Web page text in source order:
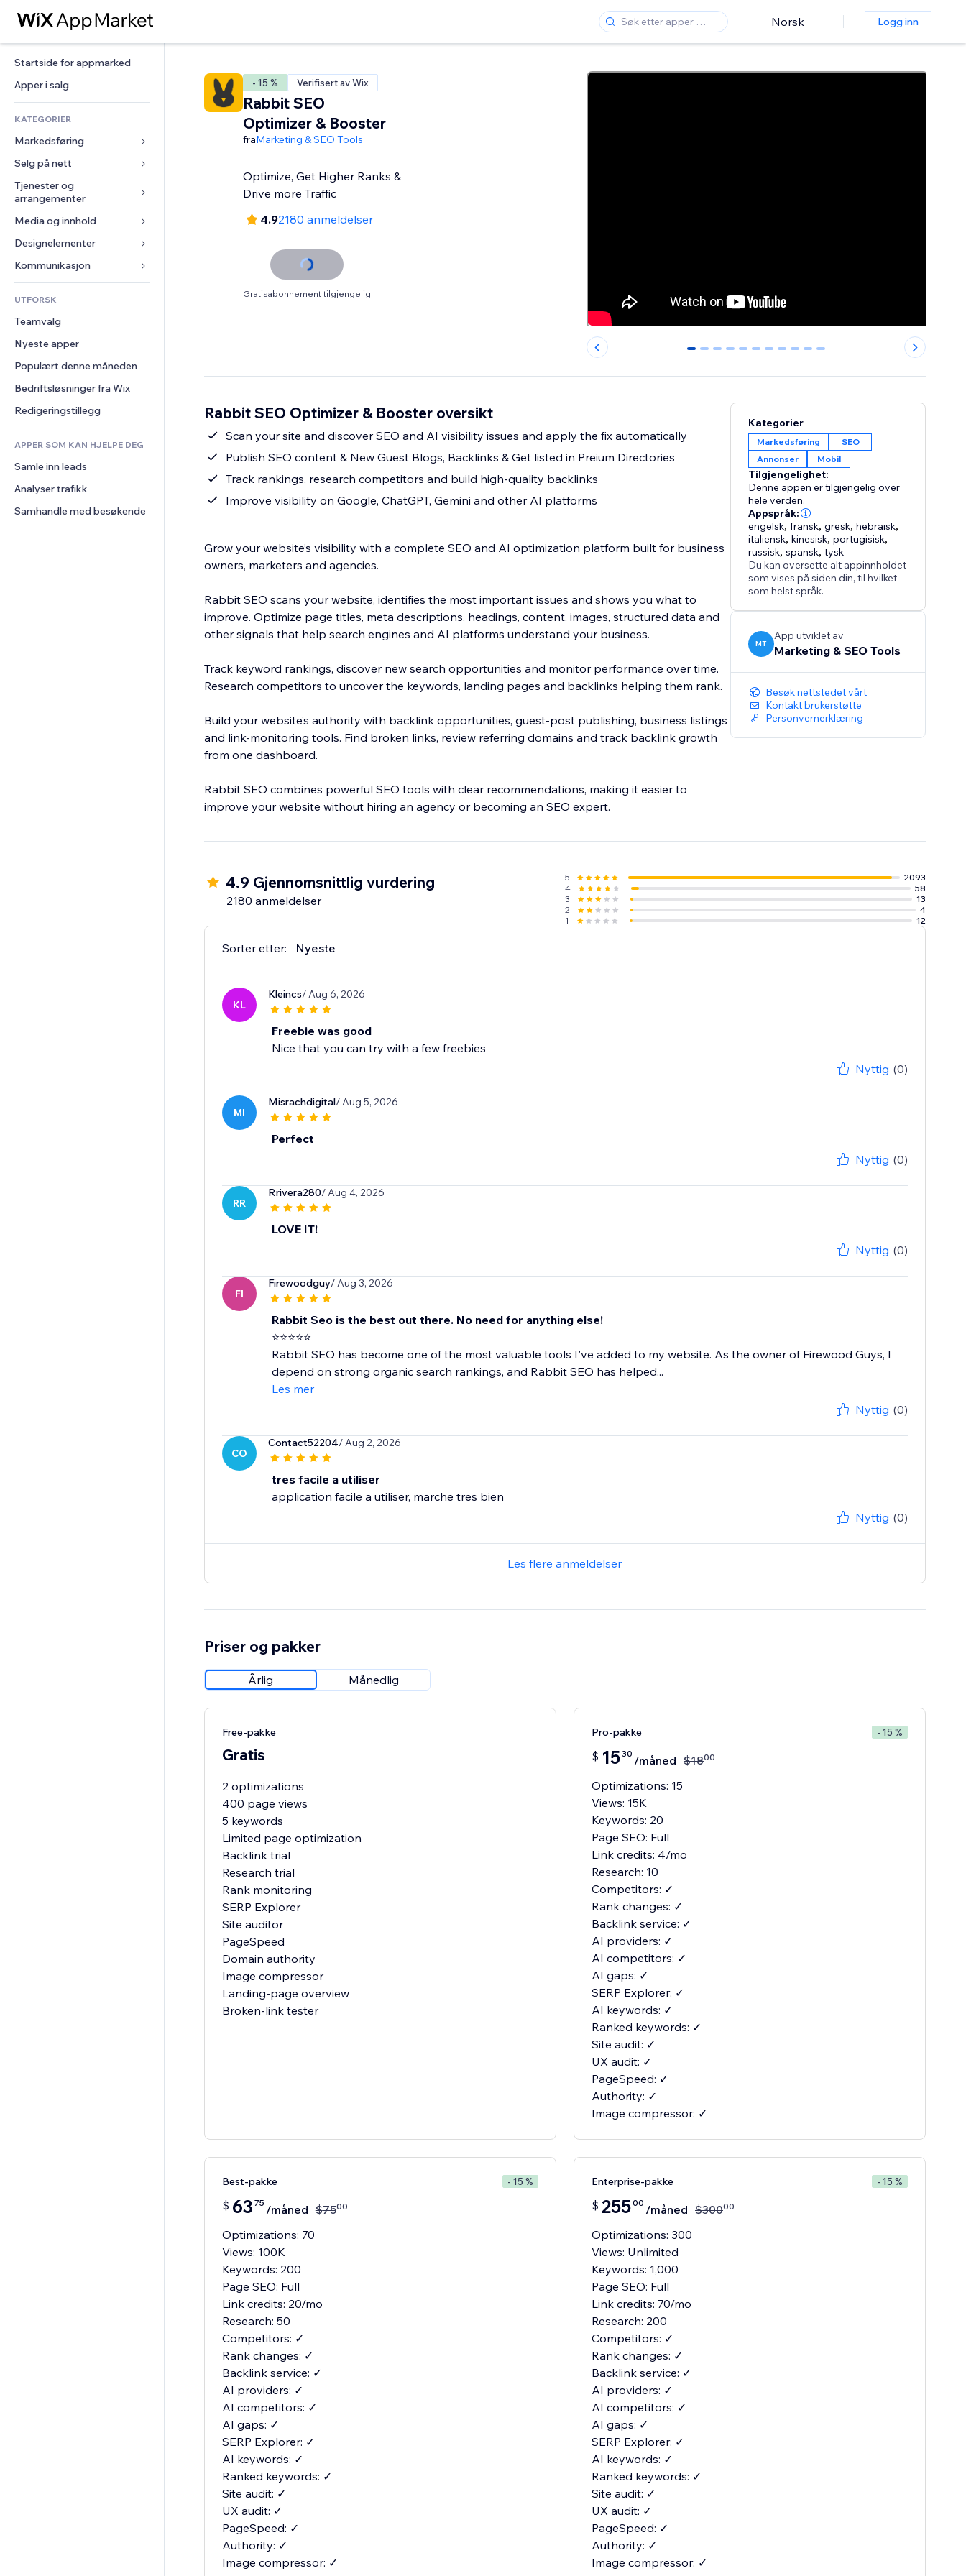
Norsk Logg inn
Startside for appmarked
Apper i salg
KATEGORIER
Markedsføring
Annonser
Mobil
Analyser
Sosiale medier
SEO
Engasjement
Nettstedsoppføringer
E-post
Konvertering
Selg på nett
Apper for butikker
Frakt og levering
Selg-knapper
Nettkurs
On-demand-utskrift
Regnskap
Kuponger og fordelsprogram
Lagerløsninger
Dropshipping
Priser og abonnement
Folkefinansiering
Mat og drikke
Tjenester og
arrangementer
Hoteller
Arrangementer
Restauranter
Eiendom
Bookinger
Media og innhold
Galleri
Musikk
Podkaster
Fotografi
Video
PDF
Fildeling
Nyheter
Designelementer
Kart og navigasjon
Personvern og sikkerhet
Klokke
Sidemaler
Bildeeffekter
Knapper og menyer
Bannere og merker
Kalkulatorer
Søk
Vær
Diagrammer og tabeller
Skjemaer
Avstemninger
Chat
Kommentarer
Telefon
Samfunn
Anmeldelser og
UTFORSK
Teamvalg
Nyeste apper
Populært denne måneden
Bedriftsløsninger fra Wix
Redigeringstillegg
APPER SOM KAN HJELPE DEG
Samle inn leads
Analyser trafikk
Samhandle med besøkende
- 15 % Verifisert av Wix
Rabbit SEO
Optimizer & Booster
fraMarketing & SEO Tools
Optimize, Get Higher Ranks &
Drive more Traffic
4.92180 anmeldelser
Gratisabonnement tilgjengelig
0 1 2 3 4 5 6 7 8 9 10
Rabbit SEO Optimizer & Booster oversikt
Scan your site and discover SEO and AI visibility issues and apply the fix automatically
Publish SEO content & New Guest Blogs, Backlinks & Get listed in Preium Directories
Track rankings, research competitors and build high-quality backlinks
Improve visibility on Google, ChatGPT, Gemini and other AI platforms
Grow your website’s visibility with a complete SEO and AI optimization platform built for business
owners, marketers and agencies.
Rabbit SEO scans your website, identifies the most important issues and shows you what to
improve. Optimize page titles, meta descriptions, headings, content, images, structured data and
other signals that help search engines and AI platforms understand your business.
Track keyword rankings, discover new search opportunities and monitor performance over time.
Research competitors to uncover the keywords, landing pages and backlinks helping them rank.
Build your website’s authority with backlink opportunities, guest-post publishing, business listings
and link-monitoring tools. Find broken links, review referring domains and track backlink growth
from one dashboard.
Rabbit SEO combines powerful SEO tools with clear recommendations, making it easier to
improve your website without hiring an agency or becoming an SEO expert.
Kategorier
Markedsføring
SEO
Annonser
Mobil
Tilgjengelighet:
Denne appen er tilgjengelig over
hele verden.
Appspråk:
engelsk,fransk,gresk,hebraisk,
italiensk,kinesisk,portugisisk,
russisk,spansk,tysk
Du kan oversette alt appinnholdet
som vises på siden din, til hvilket
som helst språk.
MT
App utviklet av
Marketing & SEO Tools
Besøk nettstedet vårt
Kontakt brukerstøtte
Personvernerklæring
4.9 Gjennomsnittlig vurdering
2180 anmeldelser
5
2093
4
58
3
13
2
4
1
12
Sorter etter: Nyeste
KL
Kleincs/ Aug 6, 2026
Freebie was good
Nice that you can try with a few freebies
Nyttig (0)
MI
Misrachdigital/ Aug 5, 2026
Perfect
Nyttig (0)
RR
Rrivera280/ Aug 4, 2026
LOVE IT!
Nyttig (0)
FI
Firewoodguy/ Aug 3, 2026
Rabbit Seo is the best out there. No need for anything else!
⭐⭐⭐⭐⭐
Rabbit SEO has become one of the most valuable tools I've added to my website. As the owner of Firewood Guys, I
depend on strong organic search rankings, and Rabbit SEO has helped...
Les mer
Nyttig (0)
CO
Contact52204/ Aug 2, 2026
tres facile a utiliser
application facile a utiliser, marche tres bien
Nyttig (0)
Les flere anmeldelser
Priser og pakker
Årlig Månedlig
Free-pakke
Gratis
2 optimizations
400 page views
5 keywords
Limited page optimization
Backlink trial
Research trial
Rank monitoring
SERP Explorer
Site auditor
PageSpeed
Domain authority
Image compressor
Landing-page overview
Broken-link tester
Pro-pakke - 15 %
$ 1530 /måned $1800
Optimizations: 15
Views: 15K
Keywords: 20
Page SEO: Full
Link credits: 4/mo
Research: 10
Competitors: ✓
Rank changes: ✓
Backlink service: ✓
AI providers: ✓
AI competitors: ✓
AI gaps: ✓
SERP Explorer: ✓
AI keywords: ✓
Ranked keywords: ✓
Site audit: ✓
UX audit: ✓
PageSpeed: ✓
Authority: ✓
Image compressor: ✓
Best-pakke - 15 %
$ 63 75 /måned $7500
Optimizations: 70
Views: 100K
Keywords: 200
Page SEO: Full
Link credits: 20/mo
Research: 50
Competitors: ✓
Rank changes: ✓
Backlink service: ✓
AI providers: ✓
AI competitors: ✓
AI gaps: ✓
SERP Explorer: ✓
AI keywords: ✓
Ranked keywords: ✓
Site audit: ✓
UX audit: ✓
PageSpeed: ✓
Authority: ✓
Image compressor: ✓
Enterprise-pakke - 15 %
$ 25500 /måned $30000
Optimizations: 300
Views: Unlimited
Keywords: 1,000
Page SEO: Full
Link credits: 70/mo
Research: 200
Competitors: ✓
Rank changes: ✓
Backlink service: ✓
AI providers: ✓
AI competitors: ✓
AI gaps: ✓
SERP Explorer: ✓
AI keywords: ✓
Ranked keywords: ✓
Site audit: ✓
UX audit: ✓
PageSpeed: ✓
Authority: ✓
Image compressor: ✓